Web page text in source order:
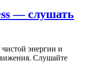
— слушать
энергии и
Слушайте